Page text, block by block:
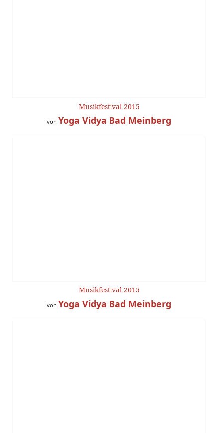
Musikfestival 2015
von Yoga Vidya Bad Meinberg
Musikfestival 2015
von Yoga Vidya Bad Meinberg